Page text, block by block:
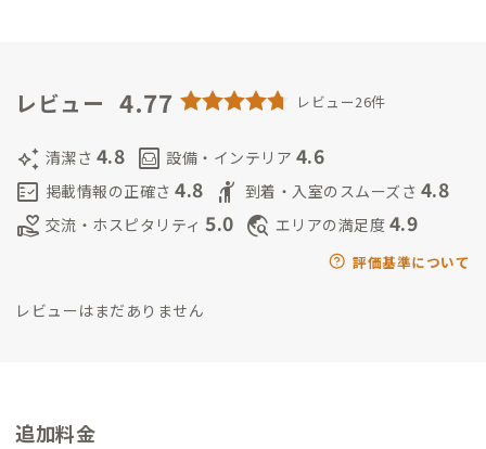
くり人の現役でいたく、小さな努力をかさねていきたいと思い
rkcation - 一般社団法人日本ワーケーション協会 ワーケーショ
ンコンシェルジュ
斜里高等学校に在学していました。
里郡在住 北海道 斜里郡出身
レビュー 4.77 レビュー26件
auto_awesome 清潔さ 4.8 living 設備・インテリア 4.6
fact_check 掲載情報の正確さ 4.8 hail 到着・入室のスムーズさ 4.8
volunteer_activism 交流・ホスピタリティ 5.0 travel_explore エリアの満足度 4.9
評価基準について
レビューはまだありません
追加料金